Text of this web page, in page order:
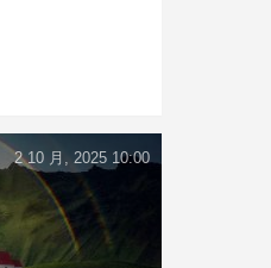
2 10 月, 2025 10:00